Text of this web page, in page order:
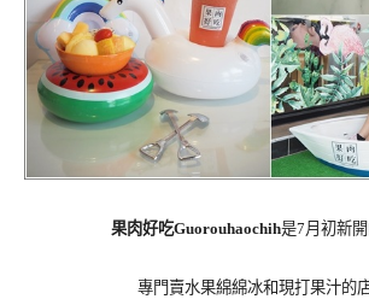
果肉好吃Guorouhaochih是7月初新開
專門賣水果綿綿冰和現打果汁的